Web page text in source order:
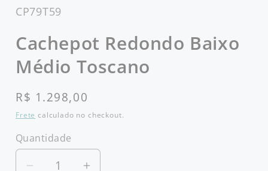
janela
SKU:
CP79T59
Cachepot Redondo Baixo
Médio Toscano
Preço
normal
R$ 1.298,00
Frete calculado no checkout.
Quantidade